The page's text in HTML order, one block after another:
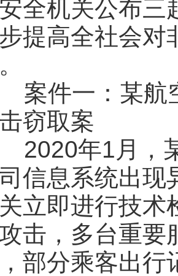
全机关公布三
提高全社会对
件一：某航空
窃取案
年1月，某
信息系统出现
立即进行技术
击，多台重要
部分乘客出行